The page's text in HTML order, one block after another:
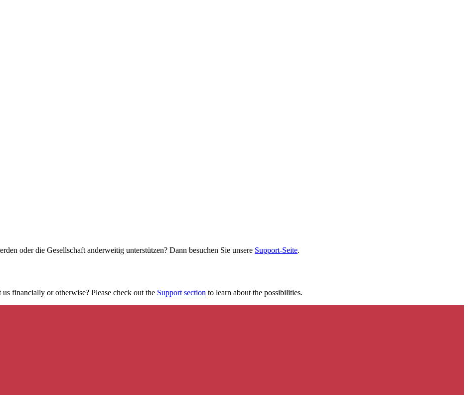
oder die Gesellschaft anderweitig unterstützen? Dann besuchen Sie unsere Support-Seite.
financially or otherwise? Please check out the Support section to learn about the possibilities.